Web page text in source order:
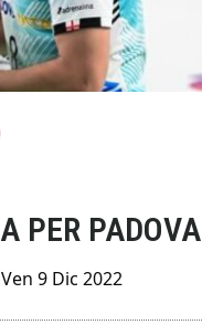
PER PADOVA
Ven 9 Dic 2022